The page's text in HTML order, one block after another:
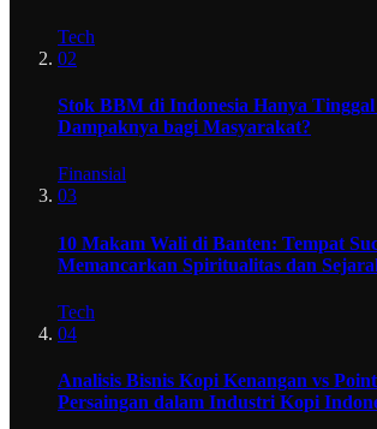
Tech
02
Stok BBM di Indonesia Hanya
Dampaknya bagi Masyarakat?
Finansial
03
10 Makam Wali di Banten: Tempat
Memancarkan Spiritualitas dan
Tech
04
Analisis Bisnis Kopi Kenangan vs
Persaingan dalam Industri Kopi